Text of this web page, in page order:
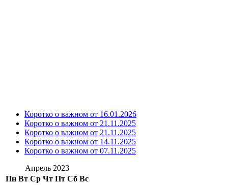
Коротко о важном от 16.01.2026
Коротко о важном от 21.11.2025
Коротко о важном от 21.11.2025
Коротко о важном от 14.11.2025
Коротко о важном от 07.11.2025
Апрель 2023
Пн Вт Ср Чт Пт Сб Вс